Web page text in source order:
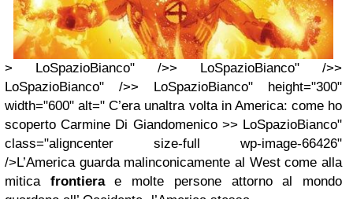
> LoSpazioBianco" />> LoSpazioBianco" />>
LoSpazioBianco" />> LoSpazioBianco" height="300"
width="600" alt=" C’era unaltra volta in America: come ho
scoperto Carmine Di Giandomenico >> LoSpazioBianco"
class="aligncenter size-full wp-image-66426"
/>L’America guarda malinconicamente al West come alla
mitica frontierae molte persone attorno al mondo